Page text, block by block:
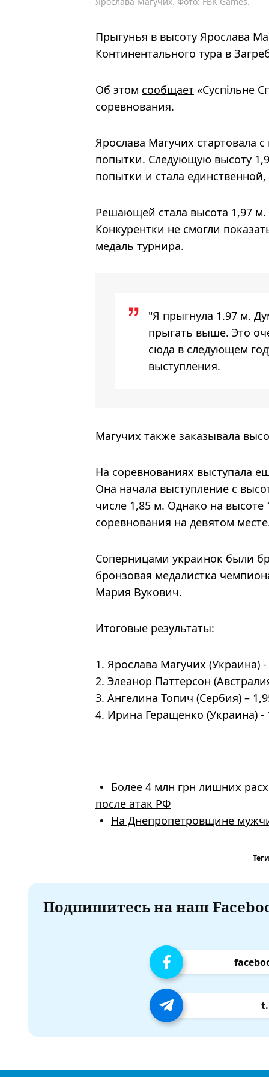
Прыгунья в высоту Ярослава
Континентального тура в
Об этом сообщает «Суспільне
соревнования.
Ярослава Магучих стартовала
попытки. Следующую высоту
попытки и стала единственной,
Решающей стала высота 1,97
Конкурентки не смогли
медаль турнира.
"Я прыгнула 1.97 м.
прыгать выше. Это
сюда в следующем
выступления.
Магучих также заказывала
На соревнованиях выступала
Она начала выступление с
числе 1,85 м. Однако на
соревнования на девятом
Соперницами украинок были
бронзовая медалистка
Мария Вукович.
Итоговые результаты:
Ярослава Магучих (Украина)
Элеанор Паттерсон
Ангелина Топич (Сербия) –
Ирина Геращенко (Украина) -
Более 4 млн грн лишних
после атак РФ
На Днепропетровщине
Подпишитесь на наш